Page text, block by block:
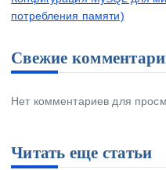
потребления памяти)
Свежие
Нет комментариев для
Читать еще статьи